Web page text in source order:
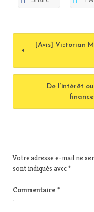
[Avis] Victorian
De l’intérêt
Votre adresse e-mail ne
sont indiqués avec*
Commentaire *